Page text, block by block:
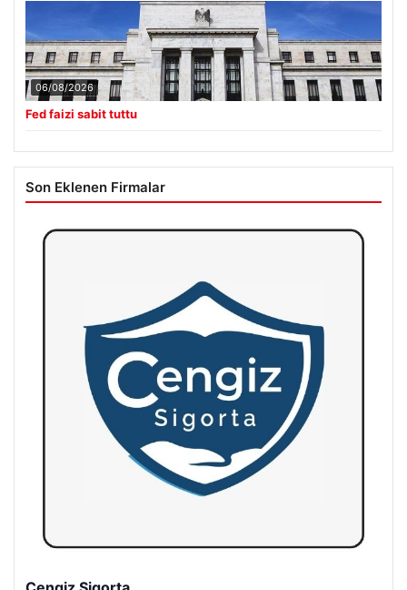
06/08/2026
Fed faizi sabit tuttu
Son Eklenen Firmalar